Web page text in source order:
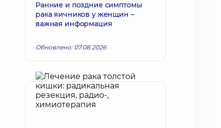
Ранние и поздние симптомы
рака яичников у женщин –
важная информация
Обновлено: 07.08.2026